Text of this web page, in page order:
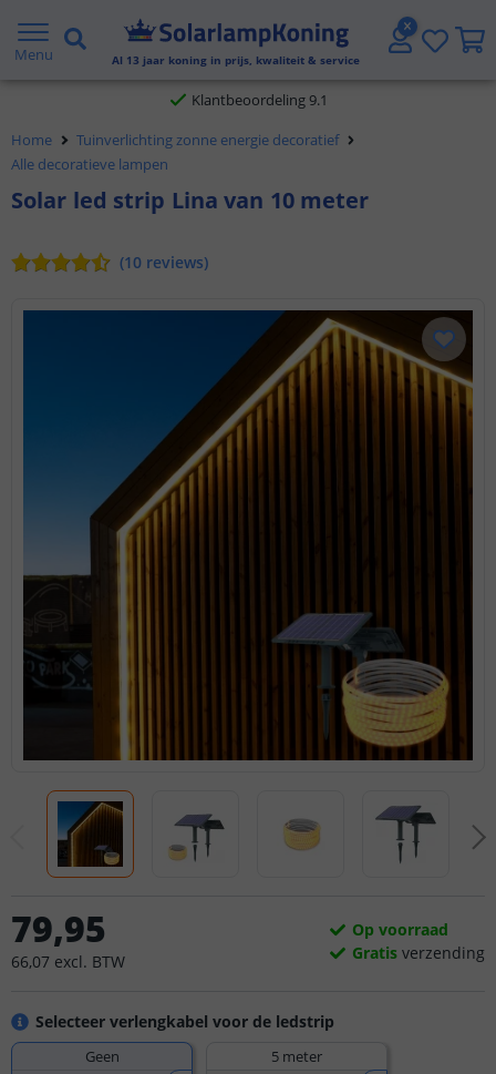
Menu Al 13 jaar koning in prijs, kwaliteit & service
Gratis verzending vanaf € 20,- NL en BE
Klantbeoordeling 9.1
Voor 23:45 uur besteld,morgen in huis
Home
Tuinverlichting zonne energie decoratief
Alle decoratieve lampen
Solar led strip Lina van 10 meter
(10 reviews)
Selecteer verlengkabel voor de ledstrip
Geen
5 meter
79,95
66,07 excl. BTW
Op voorraad
Gratis verzending